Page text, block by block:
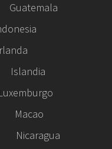
Guatemala
Islandia
Macao
Nicaragua